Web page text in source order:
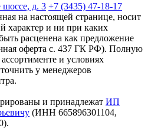
д. 3 +7 (3435) 47-18-17
на настоящей странице, носит
характер и ни при каких
расценена как предложение
оферта с. 437 ГК РФ). Полную
и условиях
у менеджеров
и принадлежат ИП
(ИНН 665896301104,